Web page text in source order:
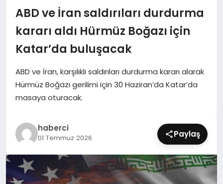
MAGAZIN
SAĞLIK
SIYASET
SPOR
TEKNOLOJI
YAŞAM
ABD ve İran saldırıları durdurma
kararı aldı Hürmüz Boğazı için
Katar’da buluşacak
ABD ve İran, karşılıklı saldırıları durdurma kararı alarak
Hürmüz Boğazı gerilimi için 30 Haziran’da Katar’da
masaya oturacak.
haberci
01 Temmuz 2026 Paylaş